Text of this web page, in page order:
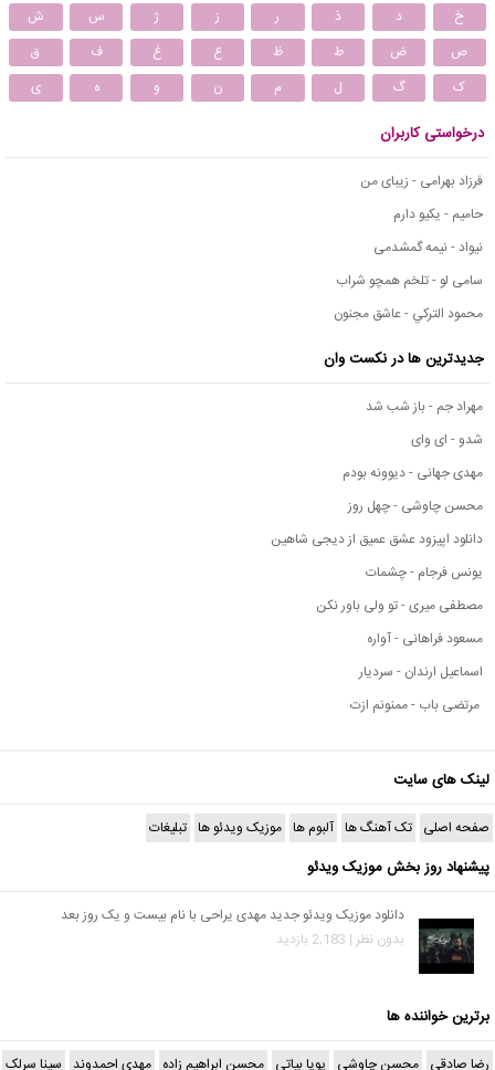
خ
د ذ ر ز ژ س
ش
ص
ض ط ظ ع غ ف
ق
ک
گ ل م ن و ه ی
درخواستی کاربران
فرزاد بهرامی - زیبای من
حامیم - یکیو دارم
نیواد - نیمه گمشدمی
سامی لو - تلخم همچو شراب
محمود التركي - عاشق مجنون
جدیدترین ها در نکست وان
مهراد جم - باز شب شد
شدو - ای وای
مهدی جهانی - دیوونه بودم
محسن چاوشی - چهل روز
دانلود اپیزود عشق عمیق از دیجی شاهین
یونس فرجام - چشمات
مصطفی میری - تو ولی باور نکن
مسعود فراهانی - آواره
اسماعیل ارندان - سردیار
مرتضی باب - ممنونم ازت
لینک های سایت
صفحه اصلی تک آهنگ ها آلبوم ها موزیک ویدئو ها تبلیغات
پیشنهاد روز بخش موزیک ویدئو
دانلود موزیک ویدئو جدید مهدی یراحی با نام بیست و یک روز بعد
بدون نظر | 2,183 بازدید
برترین خواننده ها
رضا صادقی محسن چاوشی پویا بیاتی محسن ابراهیم زاده مهدی احمدوند سینا سرلک